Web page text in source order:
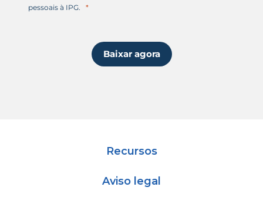
pessoais à IPG.
Baixar agora
Recursos
Aviso legal